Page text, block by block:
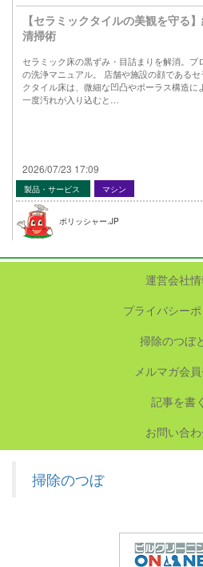
【セラミックタイルの美観を守る
清掃術
セラミック床の黒ずみ・目詰まりを解消。プ
の洗浄マニュアル。 店舗や施設の顔であるセ
クタイル床は、微細な凹凸やポーラス構造に
一度汚れが入り込むと…
2026/07/23 17:09
製品・サービス マシン
ポリッシャー.JP
運営会社
プライバシー
掃除のつぼ
メルマガ会
記事を書く
お問い合
掃除のつぼ